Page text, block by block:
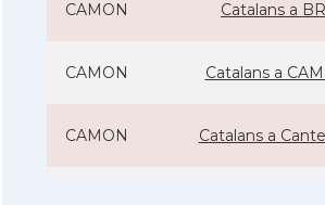
CAMON Catalans a
CAMON Catalans a
CAMON Catalans a